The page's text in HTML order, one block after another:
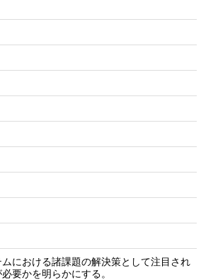
における諸課題の解決策として注目され
要かを明らかにする。